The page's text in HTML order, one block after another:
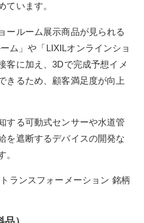
ています。
ールーム展示商品が見られる
ム」や「LIXILオンラインショ
客に加え、3Dで完成予想イメ
きるため、顧客満足度が向上
する可動式センサーや水道管
を遮断するデバイスの開発な
。
ランスフォーメーション 銘柄